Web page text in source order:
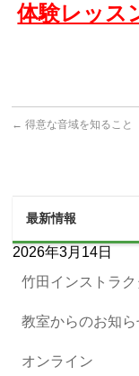
体験レッス
← 得意な音域を知ること
最新情報
2026年3月14日
竹田インストラク
教室からのお知
オンライン